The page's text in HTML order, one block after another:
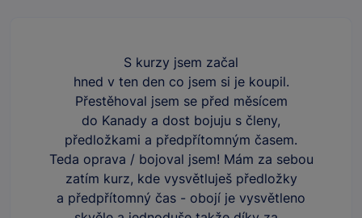
S kurzy jsem začal
hned v ten den co jsem si je koupil.
Přestěhoval jsem se před měsícem
do Kanady a dost bojuju s členy,
předložkami a předpřítomným časem.
Teda oprava / bojoval jsem! Mám za sebou
zatím kurz, kde vysvětluješ předložky
a předpřítomný čas - obojí je vysvětleno